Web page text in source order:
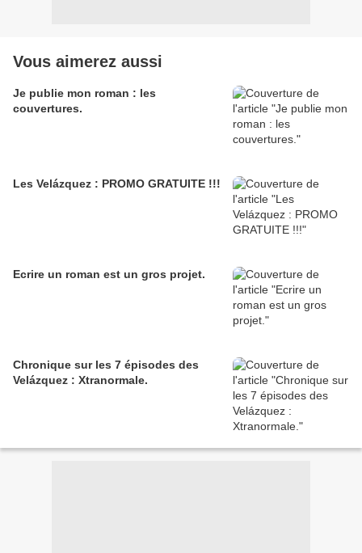
Vous aimerez aussi
Je publie mon roman : les
couvertures.
Les Velázquez : PROMO GRATUITE !!!
Ecrire un roman est un gros projet.
Chronique sur les 7 épisodes des
Velázquez : Xtranormale.